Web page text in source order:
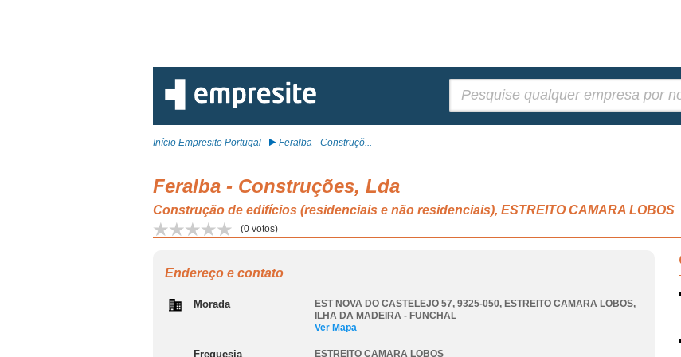
Início Empresite Portugal Feralba - Construçõ...
Feralba - Construções, Lda
Construção de edifícios (residenciais e não residenciais), ESTREITO CAMARA LOBOS
(0 votos)
Endereço e contato
Morada EST NOVA DO CASTELEJO 57, 9325-050, ESTREITO CAMARA LOBOS,
ILHA DA MADEIRA - FUNCHAL
Ver Mapa
Freguesia ESTREITO CAMARA LOBOS